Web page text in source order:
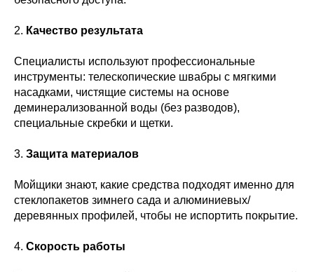
2. Качество результата
Специалисты используют профессиональные
инструменты: телескопические швабры с мягкими
насадками, чистящие системы на основе
деминерализованной воды (без разводов),
специальные скребки и щетки.
3. Защита материалов
Мойщики знают, какие средства подходят именно для
стеклопакетов зимнего сада и алюминиевых/
деревянных профилей, чтобы не испортить покрытие.
4. Скорость работы